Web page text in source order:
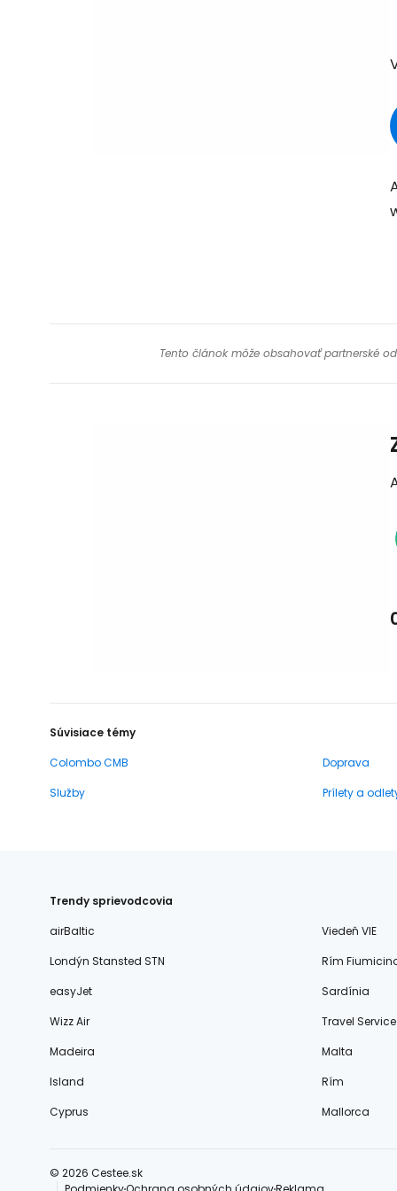
Tento článok môže obsahovať partnerské
Súvisiace témy
Colombo CMB
Doprava
Služby
Prílety a
Trendy sprievodcovia
airBaltic
Viedeň VIE
Londýn Stansted STN
Rím
easyJet
Sardínia
Wizz Air
Travel Service
Madeira
Malta
Island
Rím
Cyprus
Mallorca
© 2026 Cestee.sk